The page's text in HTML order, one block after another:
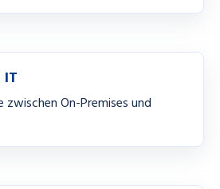
zwischen On-Premises und